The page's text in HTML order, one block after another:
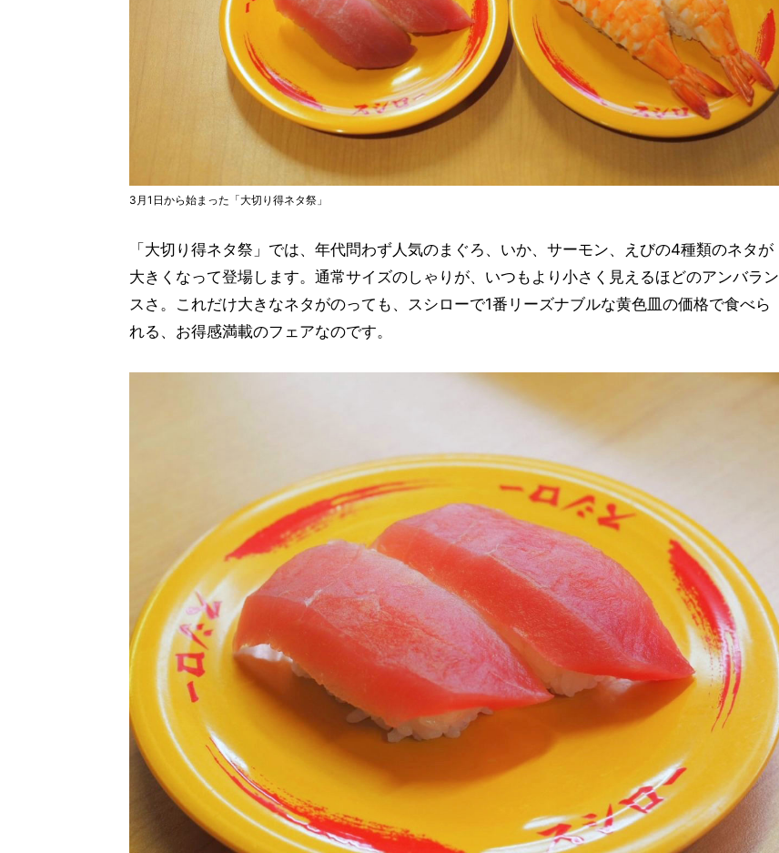
3月1日から始まった「大切り得ネタ祭」
「大切り得ネタ祭」では、年代問わず人気のまぐろ、いか、サーモン、えびの4種類のネタが
大きくなって登場します。通常サイズのしゃりが、いつもより小さく見えるほどのアンバラン
スさ。これだけ大きなネタがのっても、スシローで1番リーズナブルな黄色皿の価格で食べら
れる、お得感満載のフェアなのです。